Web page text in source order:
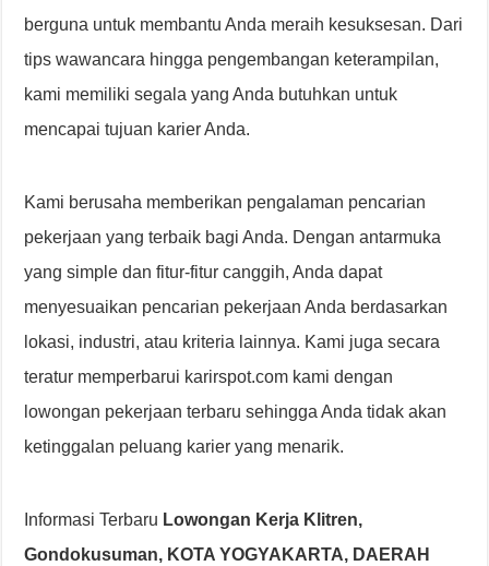
berguna untuk membantu Anda meraih kesuksesan. Dari
tips wawancara hingga pengembangan keterampilan,
kami memiliki segala yang Anda butuhkan untuk
mencapai tujuan karier Anda.
Kami berusaha memberikan pengalaman pencarian
pekerjaan yang terbaik bagi Anda. Dengan antarmuka
yang simple dan fitur-fitur canggih, Anda dapat
menyesuaikan pencarian pekerjaan Anda berdasarkan
lokasi, industri, atau kriteria lainnya. Kami juga secara
teratur memperbarui karirspot.com kami dengan
lowongan pekerjaan terbaru sehingga Anda tidak akan
ketinggalan peluang karier yang menarik.
Informasi Terbaru Lowongan Kerja Klitren,
Gondokusuman, KOTA YOGYAKARTA, DAERAH